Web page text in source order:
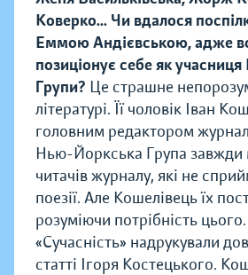
Коверко... Чи вдалося
Еммою Андієвською, адже
позиціонує себе як
Групи? Це страшне
літературі. Її чоловік Іван
головним редактором
Нью-Йоркська Група завжди
читачів журналу, які не
поезії. Але Кошелівець їх
розуміючи потрібність
«Сучасність» надрукували
статті Ігоря Костецького.